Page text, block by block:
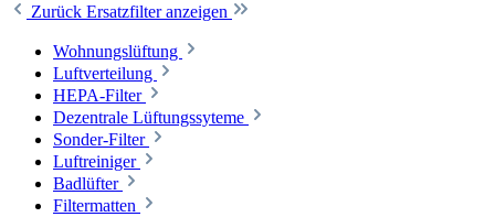
Zurück Ersatzfilter anzeigen
Wohnungslüftung
Luftverteilung
HEPA-Filter
Dezentrale Lüftungssyteme
Sonder-Filter
Luftreiniger
Badlüfter
Filtermatten